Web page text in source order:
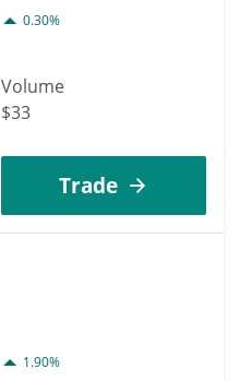
0.30%
Volume
$33
Trade
1.90%